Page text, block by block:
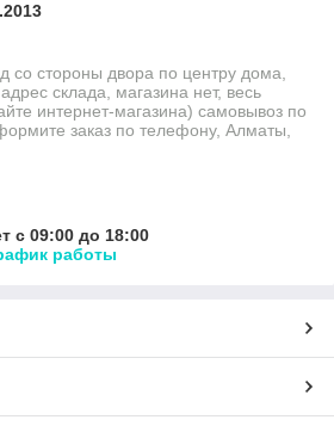
со стороны двора по центру дома,
склада, магазина нет, весь
интернет-магазина) самовывоз по
заказ по телефону, Алматы,
с 09:00 до 18:00
работы